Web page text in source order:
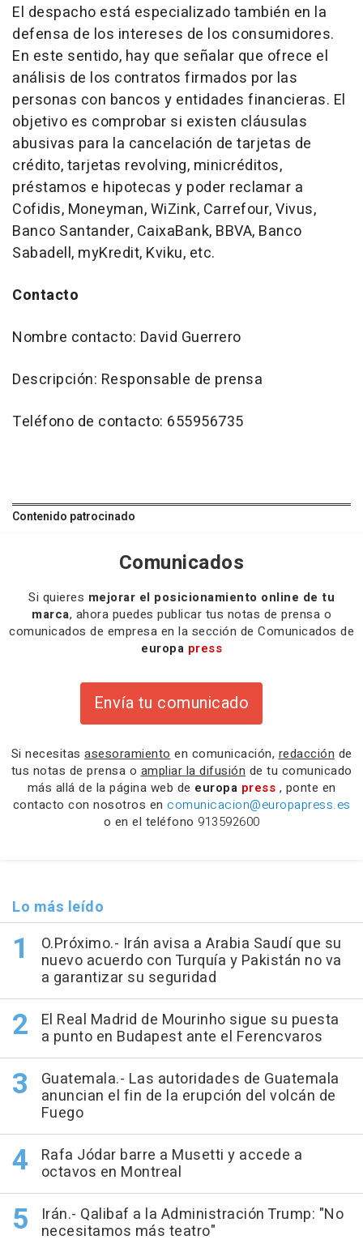
El despacho está especializado también en la
defensa de los intereses de los consumidores.
En este sentido, hay que señalar que ofrece el
análisis de los contratos firmados por las
personas con bancos y entidades financieras. El
objetivo es comprobar si existen cláusulas
abusivas para la cancelación de tarjetas de
crédito, tarjetas revolving, minicréditos,
préstamos e hipotecas y poder reclamar a
Cofidis, Moneyman, WiZink, Carrefour, Vivus,
Banco Santander, CaixaBank, BBVA, Banco
Sabadell, myKredit, Kviku, etc.
Contacto
Nombre contacto: David Guerrero
Descripción: Responsable de prensa
Teléfono de contacto: 655956735
Contenido patrocinado
Comunicados
Si quieres mejorar el posicionamiento online de tu
marca, ahora puedes publicar tus notas de prensa o
comunicados de empresa en la sección de Comunicados de
europa press
Envía tu comunicado
Si necesitas asesoramiento en comunicación, redacción de
tus notas de prensa o ampliar la difusión de tu comunicado
más allá de la página web de europa press , ponte en
contacto con nosotros en comunicacion@europapress.es
o en el teléfono 913592600
Lo más leído
O.Próximo.- Irán avisa a Arabia Saudí que su
nuevo acuerdo con Turquía y Pakistán no va
a garantizar su seguridad
El Real Madrid de Mourinho sigue su puesta
a punto en Budapest ante el Ferencvaros
Guatemala.- Las autoridades de Guatemala
anuncian el fin de la erupción del volcán de
Fuego
Rafa Jódar barre a Musetti y accede a
octavos en Montreal
Irán.- Qalibaf a la Administración Trump: "No
necesitamos más teatro"